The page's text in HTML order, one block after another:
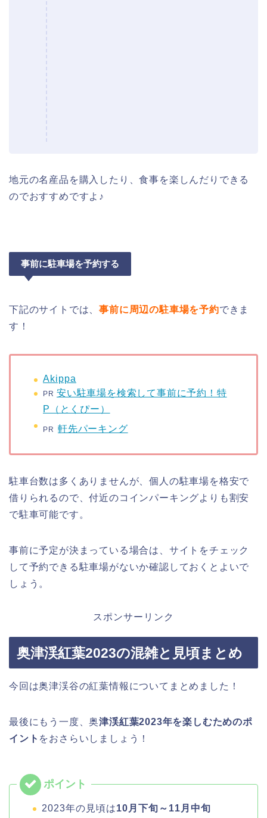
地元の名産品を購入したり、食事を楽しんだりできる
のでおすすめですよ♪
事前に駐車場を予約する
下記のサイトでは、事前に周辺の駐車場を予約できま
す！
Akippa
PR 安い駐車場を検索して事前に予約！特
P（とくぴー）
PR 軒先パーキング
駐車台数は多くありませんが、個人の駐車場を格安で
借りられるので、付近のコインパーキングよりも割安
で駐車可能です。
事前に予定が決まっている場合は、サイトをチェック
して予約できる駐車場がないか確認しておくとよいで
しょう。
スポンサーリンク
奥津渓紅葉2023の混雑と見頃まとめ
今回は奥津渓谷の紅葉情報についてまとめました！
最後にもう一度、奥津渓紅葉2023年を楽しむためのポ
イント をおさらいしましょう！
2023年の見頃は10月下旬～11月中旬